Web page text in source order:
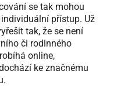
se tak mohou
přístup. Už
tak, že se není
či rodinného
online,
ke značnému